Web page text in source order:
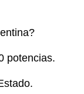
potencias.